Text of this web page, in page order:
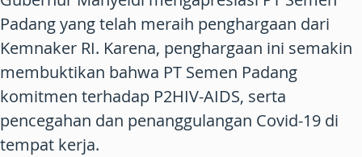
Padang yang telah meraih penghargaan dari
Kemnaker RI. Karena, penghargaan ini semakin
membuktikan bahwa PT Semen Padang
komitmen terhadap P2HIV-AIDS, serta
pencegahan dan penanggulangan Covid-19 di
tempat kerja.